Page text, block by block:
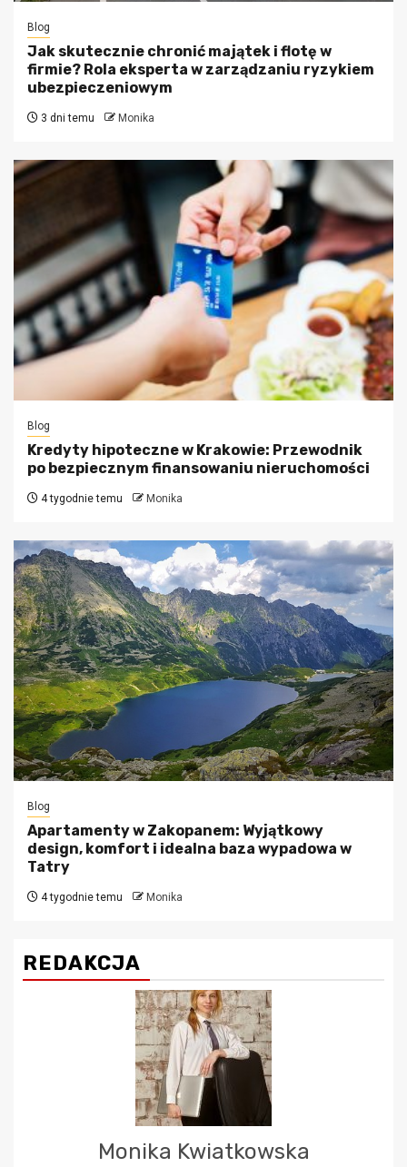
Blog
Jak skutecznie chronić majątek i flotę w
firmie? Rola eksperta w zarządzaniu ryzykiem
ubezpieczeniowym
3 dni temu Monika
Blog
Kredyty hipoteczne w Krakowie: Przewodnik
po bezpiecznym finansowaniu nieruchomości
4 tygodnie temu Monika
Blog
Apartamenty w Zakopanem: Wyjątkowy
design, komfort i idealna baza wypadowa w
Tatry
4 tygodnie temu Monika
REDAKCJA
Monika Kwiatkowska